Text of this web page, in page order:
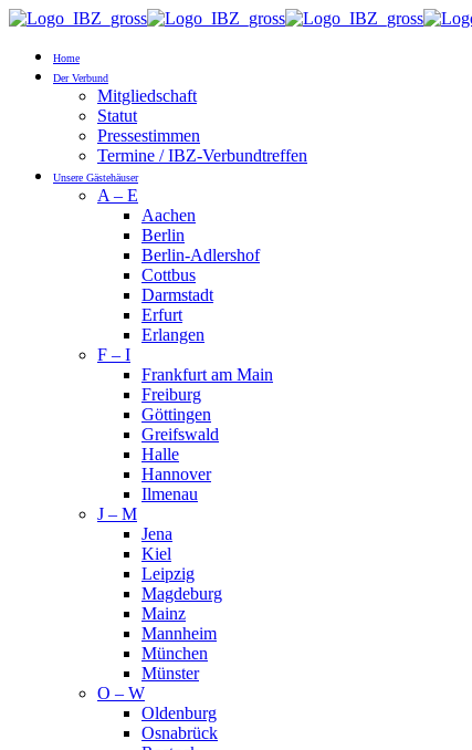
Home
Der Verbund
Mitgliedschaft
Statut
Pressestimmen
Termine / IBZ-Verbundtreffen
Unsere Gästehäuser
A – E
Aachen
Berlin
Berlin-Adlershof
Cottbus
Darmstadt
Erfurt
Erlangen
F – I
Frankfurt am Main
Freiburg
Göttingen
Greifswald
Halle
Hannover
Ilmenau
J – M
Jena
Kiel
Leipzig
Magdeburg
Mainz
Mannheim
München
Münster
O – W
Oldenburg
Osnabrück